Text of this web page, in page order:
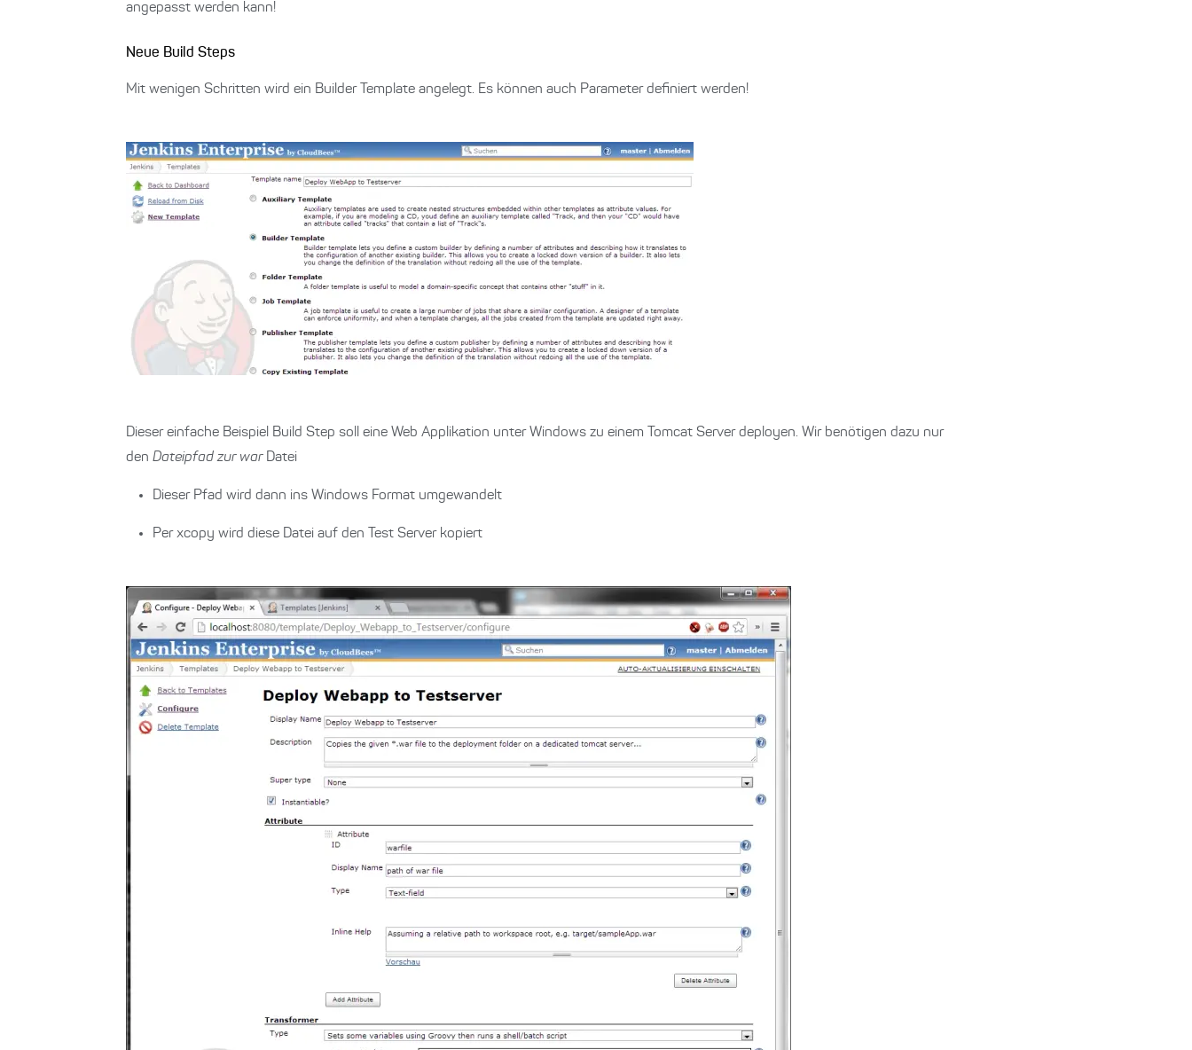
angepasst werden kann!
Neue Build Steps
Mit wenigen Schritten wird ein Builder Template angelegt. Es können auch Parameter definiert werden!
Dieser einfache Beispiel Build Step soll eine Web Applikation unter Windows zu einem Tomcat Server deployen. Wir benötigen dazu nur
den Dateipfad zur warDatei
Dieser Pfad wird dann ins Windows Format umgewandelt
Per xcopy wird diese Datei auf den Test Server kopiert